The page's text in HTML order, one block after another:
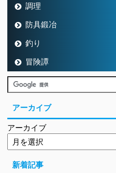
調理
防具鍛冶
釣り
冒険譚
アーカイブ
アーカイブ
新着記事